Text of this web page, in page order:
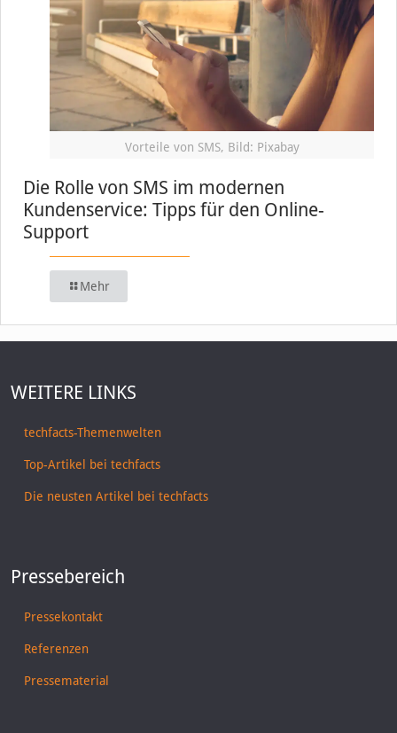
Vorteile von SMS, Bild: Pixabay
Die Rolle von SMS im modernen
Kundenservice: Tipps für den Online-
Support
Mehr
WEITERE LINKS
techfacts-Themenwelten
Top-Artikel bei techfacts
Die neusten Artikel bei techfacts
Pressebereich
Pressekontakt
Referenzen
Pressematerial